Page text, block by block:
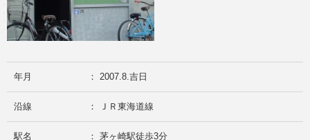
年月 ： 2007.8.吉日
沿線 ： ＪＲ東海道線
駅名 ： 茅ヶ崎駅徒歩3分